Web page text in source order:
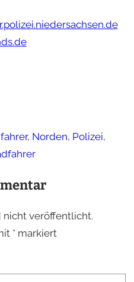
, Norden, Polizei
nicht veröffentlicht.
*markiert